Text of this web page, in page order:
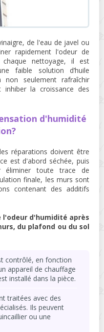
de l'eau de javel ou
rapidement l'odeur de
nettoyage, il est
faible solution d’huile
non seulement rafraîchir
inhiber la croissance des
d'humidité
réparations doivent être
est d'abord séchée, puis
éliminer toute trace de
finale, les murs sont
contenant des additifs
l'odeur d'humidité après
du plafond ou du sol
contrôlé, en fonction
appareil de chauffage
installé dans la pièce.
traitées avec des
Ils peuvent
ou une